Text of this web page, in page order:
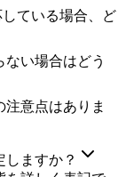
ている場合、ど
い場合はどう
意点はありま
ますか？